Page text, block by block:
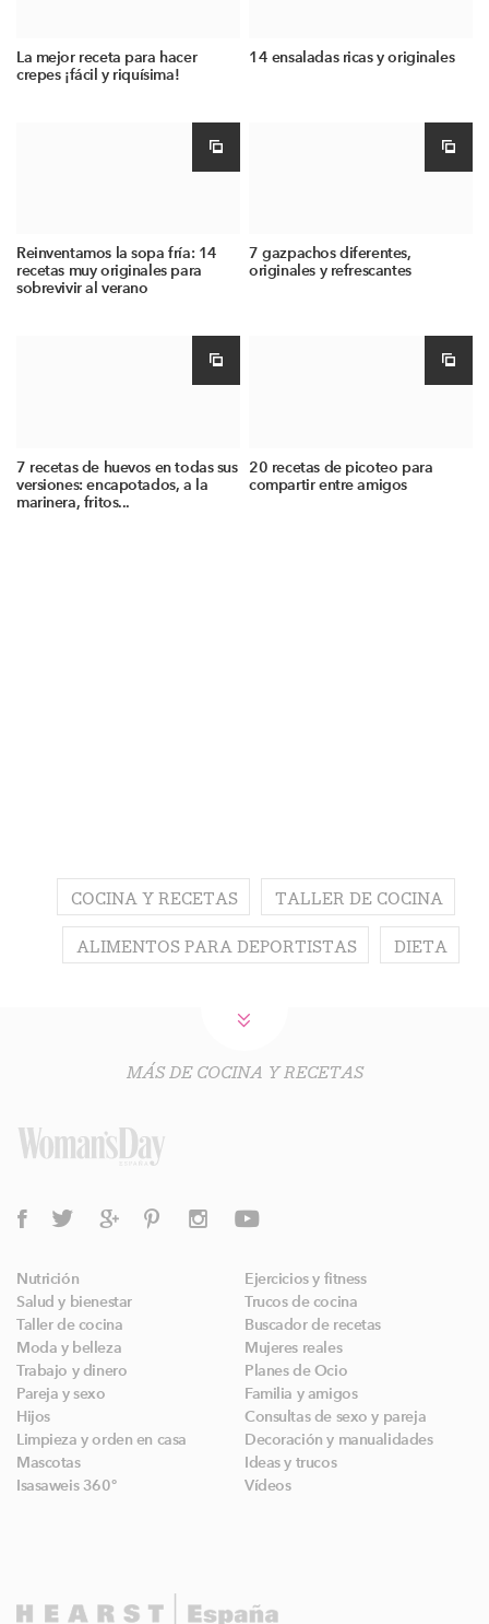
La mejor receta para hacer
crepes ¡fácil y riquísima!
14 ensaladas ricas y originales
Reinventamos la sopa fría: 14
recetas muy originales para
sobrevivir al verano
7 gazpachos diferentes,
originales y refrescantes
7 recetas de huevos en todas sus
versiones: encapotados, a la
marinera, fritos...
20 recetas de picoteo para
compartir entre amigos
COCINA Y RECETAS TALLER DE COCINA
ALIMENTOS PARA DEPORTISTAS DIETA
MÁS DE COCINA Y RECETAS
Nutrición
Ejercicios y fitness
Salud y bienestar
Trucos de cocina
Taller de cocina
Buscador de recetas
Moda y belleza
Mujeres reales
Trabajo y dinero
Planes de Ocio
Pareja y sexo
Familia y amigos
Hijos
Consultas de sexo y pareja
Limpieza y orden en casa
Decoración y manualidades
Mascotas
Ideas y trucos
Isasaweis 360º
Vídeos